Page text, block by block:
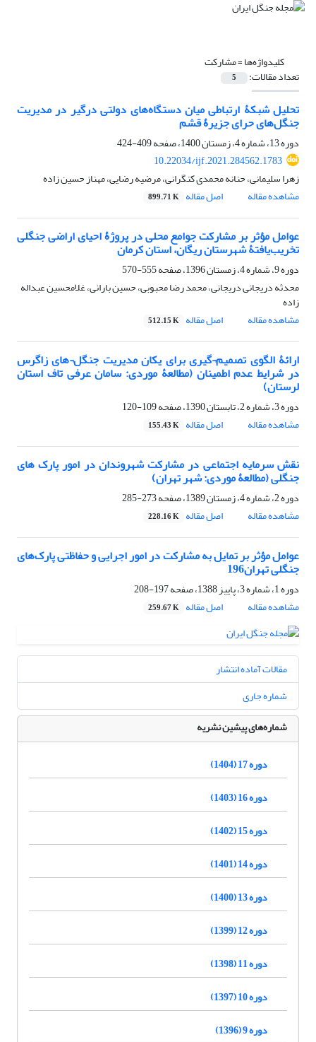
کلیدواژه‌ها =مشارکت
تعداد مقالات: 5
تحلیل شبکۀ ارتباطی میان دستگاه‌های دولتی درگیر در مدیریت
جنگل‌های حرای جزیرۀ قشم
دوره 13، شماره 4، زمستان 1400، صفحه
409-424
10.22034/ijf.2021.284562.1783
زهرا سلیمانی، حنانه محمدی کنگرانی، مرضیه رضایی، مهناز حسین زاده
مشاهده مقاله
اصل مقاله 899.71 K
عوامل مؤثر بر مشارکت جوامع محلی در پروژۀ احیای اراضی جنگلی
تخریب‌یافتۀ شهرستان ریگان، استان کرمان
دوره 9، شماره 4، زمستان 1396، صفحه
555-570
محدثه دریجانی دریجانی، محمد رضا محبوبی، حسین بارانی، غلامحسین عبداله
زاده
مشاهده مقاله
اصل مقاله 512.15 K
ارائۀ الگوی تصمیم¬گیری برای یکان مدیریت جنگل¬های زاگرس
در شرایط عدم اطمینان (مطالعۀ موردی: سامان عرفی تاف استان
لرستان)
دوره 3، شماره 2، تابستان 1390، صفحه
109-120
مشاهده مقاله
اصل مقاله 155.43 K
نقش سرمایه اجتماعی در مشارکت شهروندان در امور پارک های
جنگلی (مطالعۀ موردی: شهر تهران)
دوره 2، شماره 4، زمستان 1389، صفحه
273-285
مشاهده مقاله
اصل مقاله 228.16 K
عوامل مؤثر بر تمایل به مشارکت در امور اجرایی و حفاظتی پارک‌های
جنگلی تهران196
دوره 1، شماره 3، پاییز 1388، صفحه
197-208
مشاهده مقاله
اصل مقاله 259.67 K
مقالات آماده انتشار
شماره جاری
شماره‌های پیشین نشریه
دوره 17 (1404)
دوره 16 (1403)
دوره 15 (1402)
دوره 14 (1401)
دوره 13 (1400)
دوره 12 (1399)
دوره 11 (1398)
دوره 10 (1397)
دوره 9 (1396)